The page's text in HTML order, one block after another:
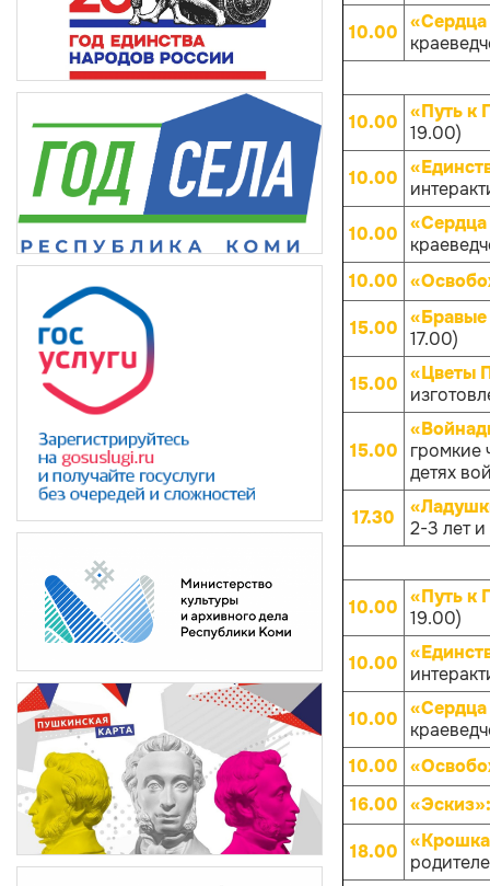
10.00 «Сердца
10.00 «Путь к
19.00)
10.00
10.00 «Сердца
10.00
15.00 17.00)
15.00 «Цветы
15.00
громкие
детях
17.30
2-3 лет
10.00 «Путь к
19.00)
10.00
10.00 «Сердца
10.00
16.00
18.00